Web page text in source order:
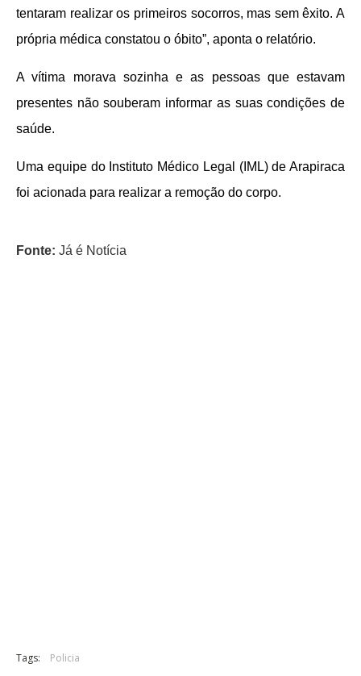
tentaram realizar os primeiros socorros, mas sem êxito. A
própria médica constatou o óbito”, aponta o relatório.
A vítima morava sozinha e as pessoas que estavam
presentes não souberam informar as suas condições de
saúde.
Uma equipe do Instituto Médico Legal (IML) de Arapiraca
foi acionada para realizar a remoção do corpo.
Fonte: Já é Notícia
Tags: Policia